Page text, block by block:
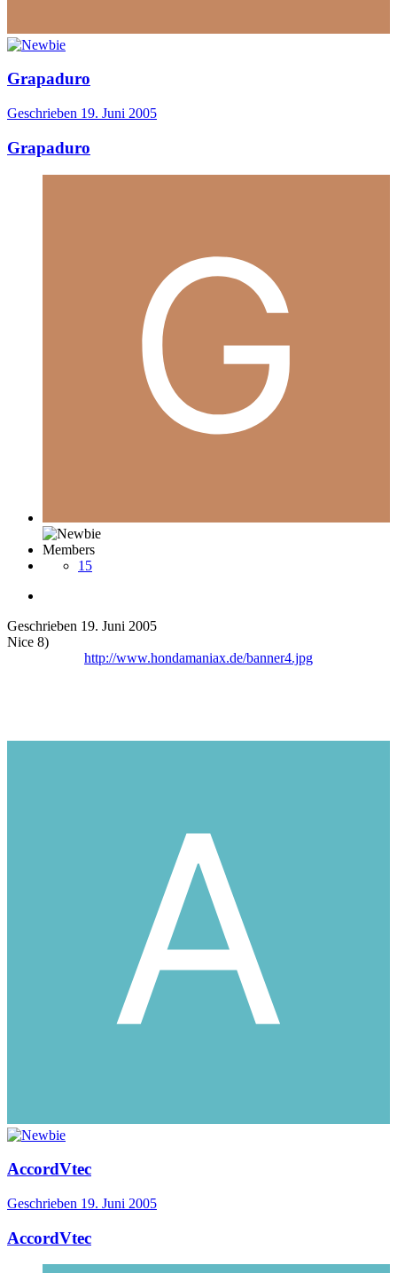
Grapaduro
Geschrieben 19. Juni 2005
Grapaduro
Members
15
Geschrieben 19. Juni 2005
Nice 8)
http://www.hondamaniax.de/banner4.jpg
AccordVtec
Geschrieben 19. Juni 2005
AccordVtec